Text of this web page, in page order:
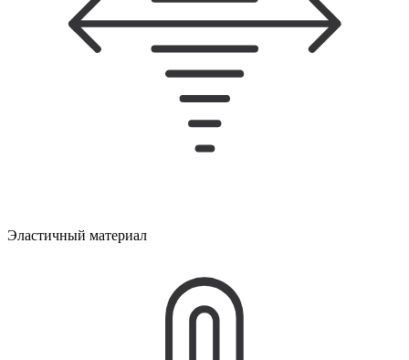
Эластичный материал